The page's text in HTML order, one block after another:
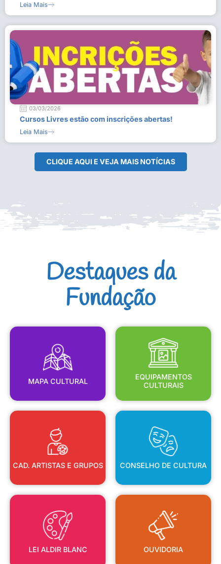
Leia Mais
03/03/2026
Cursos Livres estão com inscrições abertas!
Leia Mais
CLIQUE AQUI E VEJA MAIS NOTÍCIAS
Destaques da
Fundação
MAPA CULTURAL
MAPA CULTURAL
EQUIPAMENTOS
CULTURAIS
EQUIPAMENTOS
CULTURAIS
CAD. ARTISTAS E GRUPOS
CAD. ARTISTAS E GRUPOS
CONSELHO DE CULTURA
CONSELHO DE CULTURA
LEI ALDIR BLANC
LEI ALDIR BLANC
OUVIDORIA
OUVIDORIA